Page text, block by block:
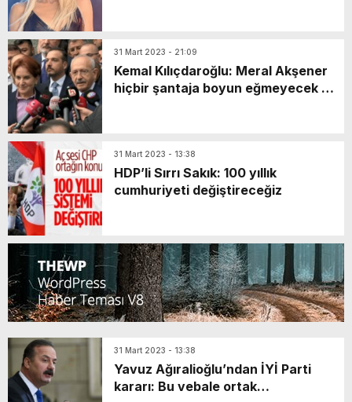
31 Mart 2023 - 21:09
Kemal Kılıçdaroğlu: Meral Akşener
hiçbir şantaja boyun eğmeyecek bir
31 Mart 2023 - 13:38
HDP’li Sırrı Sakık: 100 yıllık
cumhuriyeti değiştireceğiz
31 Mart 2023 - 13:38
Yavuz Ağıralioğlu’ndan İYİ Parti
kararı: Bu vebale ortak